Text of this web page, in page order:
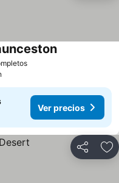
Ver precios
Ver precios
Ver precios
Compartir